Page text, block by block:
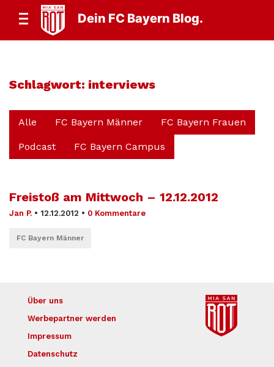
Dein FC Bayern Blog.
Schlagwort: interviews
Alle FC Bayern Männer FC Bayern Frauen
Podcast FC Bayern Campus
Freistoß am Mittwoch – 12.12.2012
Jan P. • 12.12.2012 • 0 Kommentare
FC Bayern Männer
Über uns
Werbepartner werden
Impressum
Datenschutz